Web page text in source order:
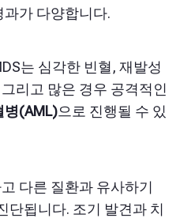
가 다양합니다.
는 심각한 빈혈, 재발성
리고 많은 경우 공격적인
병(AML)으로 진행될 수 있
다른 질환과 유사하기
단됩니다. 조기 발견과 치